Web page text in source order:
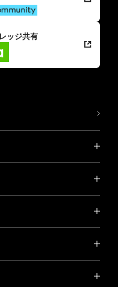
ッジ共有